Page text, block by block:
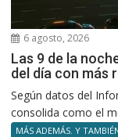
6 agosto, 2026
Las 9 de la
del día con más
Según datos del
consolida como el
MÁS ADEMÁS. Y